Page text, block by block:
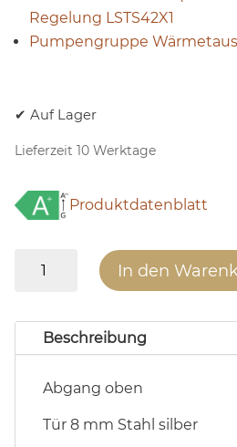
Regelung LSTS42X1
Pumpengruppe
✔ Auf Lager
Lieferzeit 10 Werktage
Produktdatenblatt
Black
Silber
In den
Beschreibung
Abgang oben
Tür 8 mm Stahl silber